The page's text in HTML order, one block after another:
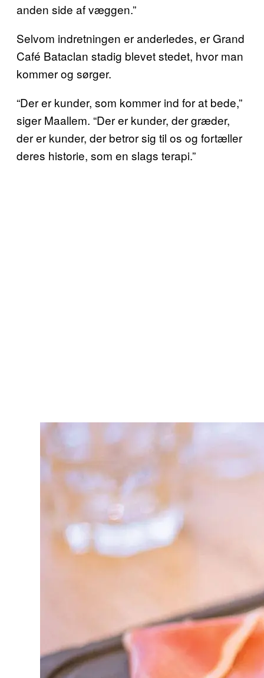
anden side af væggen.”
Selvom indretningen er anderledes, er Grand
Café Bataclan stadig blevet stedet, hvor man
kommer og sørger.
“Der er kunder, som kommer ind for at bede,”
siger Maallem. “Der er kunder, der græder,
der er kunder, der betror sig til os og fortæller
deres historie, som en slags terapi.”